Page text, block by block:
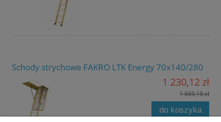
Schody strychowe FAKRO LTK Energy 70x140/280
1 230,12 zł
1 685,10 zł
do koszyka